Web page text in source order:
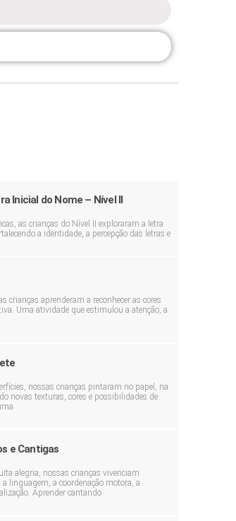
Inicial do Nome – Nível II
as crianças do Nível II exploraram a letra
a identidade, a percepção das letras e
crianças aprenderam a reconhecer as cores
Uma atividade que estimulou a atenção, a
nossas crianças pintaram no papel, na
novas texturas, cores e possibilidades de
e Cantigas
alegria, nossas crianças vivenciam
linguagem, a coordenação motora, a
Aprender cantando